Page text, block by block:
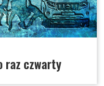
raz czwarty